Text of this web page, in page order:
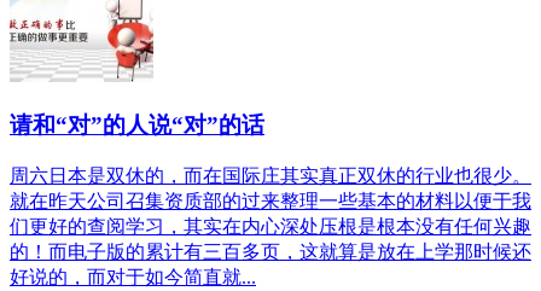
请和“对”的人说“对”的话
周六日本是双休的，而在国际庄其实真正双休的行业也很少。
就在昨天公司召集资质部的过来整理一些基本的材料以便于我
们更好的查阅学习，其实在内心深处压根是根本没有任何兴趣
的！而电子版的累计有三百多页，这就算是放在上学那时候还
好说的，而对于如今简直就...